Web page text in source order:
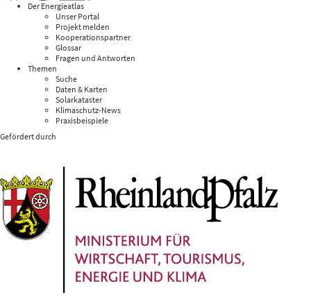
Der Energieatlas
Unser Portal
Projekt melden
Kooperationspartner
Glossar
Fragen und Antworten
Themen
Suche
Daten & Karten
Solarkataster
Klimaschutz-News
Praxisbeispiele
Gefördert durch